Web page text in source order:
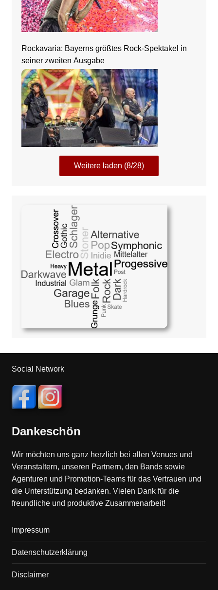
Rockavaria: Bayerns größtes Rock-Spektakel in
seiner zweiten Ausgabe
Weitere laden (8/28)
Social Network
Dankeschön
Wir möchten uns ganz herzlich bei allen Venues und
Veranstaltern, unseren Partnern, den Bands sowie
Agenturen und Promotion-Teams für das Vertrauen und
die Unterstützung bedanken. Vielen Dank für die
freundliche und produktive Zusammenarbeit!
Impressum
Datenschutzerklärung
Disclaimer